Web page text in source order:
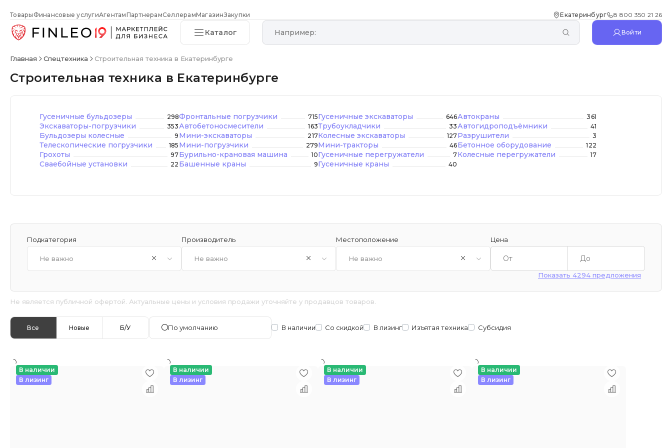
Товары Финансовые услугиАгентамПартнерамСеллерамМагазинЗакупки Екатеринбург 8 800 350 21 26
Каталог Войти
Главная Спецтехника Строительная техника в Екатеринбурге
Строительная техника в Екатеринбурге
Гусеничные бульдозеры 298Фронтальные погрузчики 715Гусеничные экскаваторы 646Автокраны 361
Экскаваторы-погрузчики 353Автобетоносмесители 163Трубоукладчики 33Автогидроподъёмники 41
Бульдозеры колесные 9 Мини-экскаваторы 217Колесные экскаваторы 127Разрушители 3
Телескопические погрузчики 185 Мини-погрузчики 279Мини-тракторы 46Бетонное оборудование 122
Грохоты 97Бурильно-крановая машина 10Гусеничные перегружатели 7Колесные перегружатели 17
Сваебойные установки 22 Башенные краны 9Гусеничные краны 40
Подкатегория
Не важно
Производитель
Не важно
Местоположение
Не важно
Цена
Показать 4294 предложения
Не является публичной офертой. Актуальные цены и условия продажи уточняйте у продавцов товаров.
Все Новые Б/У По умолчанию В наличии Со скидкой В лизинг Изъятая техника Субсидия
В наличии
В лизинг
В наличии
В лизинг
В наличии
В лизинг
В наличии
В лизинг